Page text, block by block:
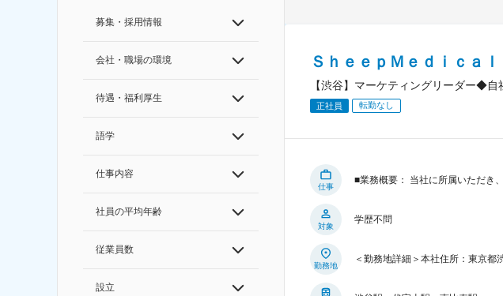
募集・採用情報
会社・職場の環境
待遇・福利厚生
語学
仕事内容
社員の平均年齢
従業員数
設立
ＳｈｅｅｐＭｅｄｉｃａ
【渋谷】マーケティングリーダー◆
正社員 転勤なし
仕事
■業務概要： 当社に所属いただき
対象
学歴不問
勤務地
＜勤務地詳細＞本社住所：東京